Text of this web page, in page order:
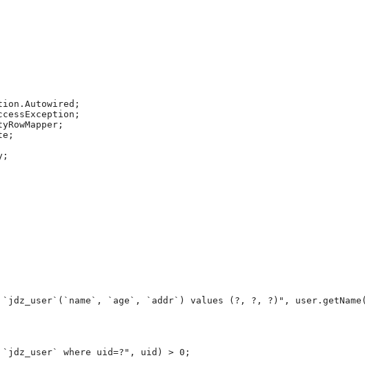
`age`, `addr`) values (?, ?, ?)",
where uid=?", uid) > 0;